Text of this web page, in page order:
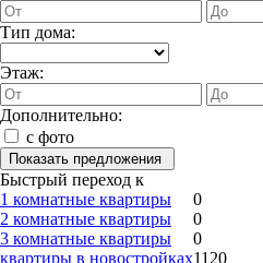
Тип дома:
Этаж:
Дополнительно:
с фото
Быстрый переход к
1 комнатные квартиры
0
2 комнатные квартиры
0
3 комнатные квартиры
0
квартиры в новостройках1120